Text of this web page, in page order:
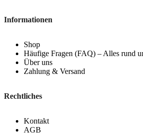
Informationen
Shop
Häufige Fragen (FAQ) – Alles rund
Über uns
Zahlung & Versand
Rechtliches
Kontakt
AGB